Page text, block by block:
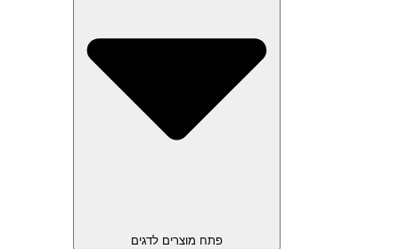
פתח מוצרים לדגים